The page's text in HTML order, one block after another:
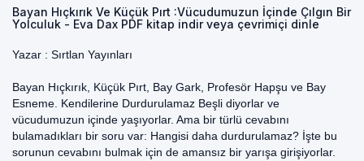
Bayan Hıçkırık Ve Küçük Pırt :Vücudumuzun İçinde Çılgın Bir
Yolculuk - Eva Dax PDF kitap indir veya çevrimiçi dinle
Yazar : Sırtlan Yayınları
Bayan Hıçkırık, Küçük Pırt, Bay Gark, Profesör Hapşu ve Bay
Esneme. Kendilerine Durdurulamaz Beşli diyorlar ve
vücudumuzun içinde yaşıyorlar. Ama bir türlü cevabını
bulamadıkları bir soru var: Hangisi daha durdurulamaz? İşte bu
sorunun cevabını bulmak için de amansız bir yarışa girişiyorlar.